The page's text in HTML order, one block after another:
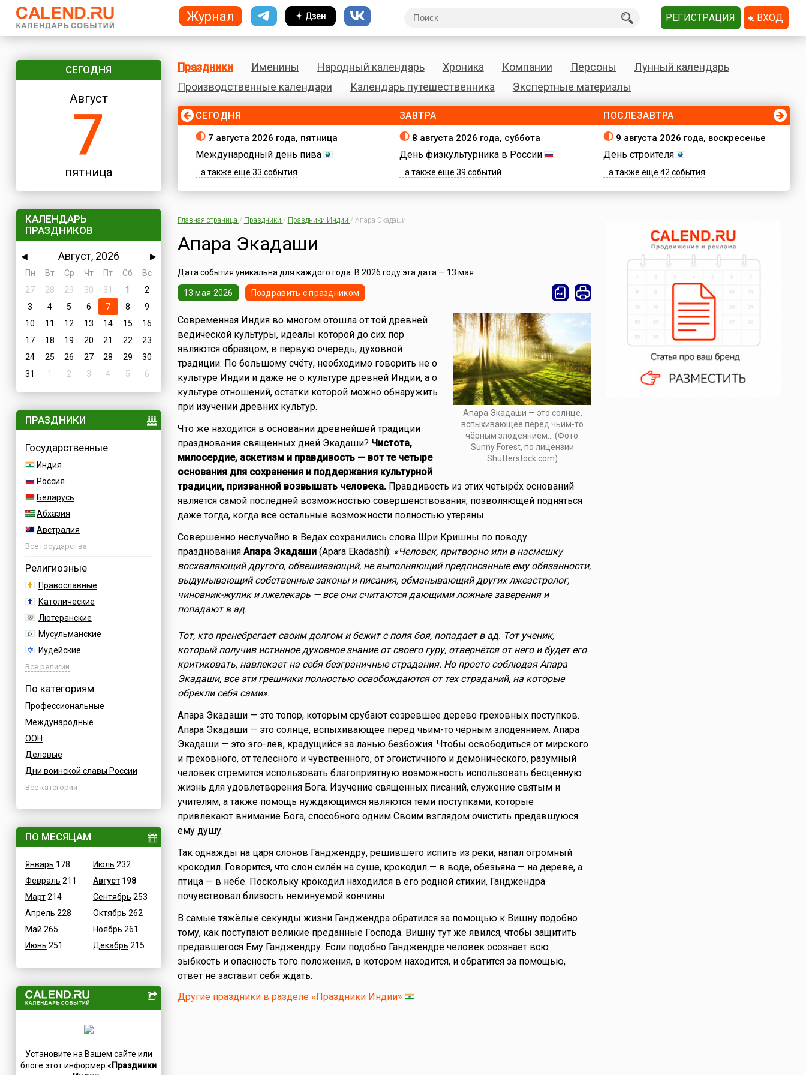
СЕГОДНЯ
Август
7
пятница
КАЛЕНДАРЬ
ПРАЗДНИКОВ
◀ Август, 2026
▶
Пн
Вт Ср Чт Пт Сб
Вс
27
28 29 30 31 1
2
3
4 5 6 7 8
9
10
11 12 13 14 15
16
17
18 19 20 21 22
23
24
25 26 27 28 29
30
31
1 2 3 4 5 6
ПРАЗДНИКИ
Государственные
Индия
Россия
Беларусь
Абхазия
Австралия
Австрия
Болгария
Босния
Бразилия
Великобритания
Венгрия
Вьетнам
Германия
Дания
Зимбабве
Израиль
Иордания
Ирак
Иран
Ирландия
Исландия
Италия
Канада
Все государства
Религиозные
Православные
Католические
Лютеранские
Мусульманские
Иудейские
Буддийские
Все религии
По категориям
Профессиональные
Международные
ООН
Деловые
Дни воинской славы России
Армейские
Водные
Детские
В честь икон
Дни памяти святых
Конституционные
Культурные
Масс-медийные
Независимые
Посты
Все категории
ПО МЕСЯЦАМ
Январь 178
Февраль 211
Март214
Апрель 228
Май 265
Июнь 251
Июль 232
Август198
Сентябрь 253
Октябрь 262
Ноябрь 261
Декабрь 215
Установите на Вашем сайте или
блоге этот информер « Праздники
Праздники Именины Народный календарь Хроника Компании Персоны
Лунный календарь
Производственные календари
Календарь путешественника Экспертные материалы
СЕГОДНЯ
7 августа 2026 года, пятница
Международный день пива
...а также еще 33 события
ЗАВТРА
8 августа 2026 года, суббота
День физкультурника в России
...а также еще 39 событий
ПОСЛЕЗАВТРА
9 августа 2026 года, воскресенье
День строителя
...а также еще 42 события
Главная страница / Праздники / Праздники Индии / Апара Экадаши
Апара Экадаши
Дата события уникальна для каждого года. В 2026 году эта дата — 13 мая
13 мая 2026 Поздравить с праздником
Апара Экадаши — это солнце,
вспыхивающее перед чьим-то
чёрным злодеянием... (Фото:
Sunny Forest, по лицензии
Shutterstock.com)
Современная Индия во многом отошла от той древней
ведической культуры, идеалы которой до сих пор
являются образцом, в первую очередь, духовной
традиции. По большому счёту, необходимо говорить не о
культуре Индии и даже не о культуре древней Индии, а о
культуре отношений, остатки которой можно обнаружить
при изучении древних культур.
Что же находится в основании древнейшей традиции
празднования священных дней Экадаши? Чистота,
милосердие, аскетизм и правдивость — вот те четыре
основания для сохранения и поддержания культурной
традиции, призванной возвышать человека.Правдивость из этих четырёх оснований
является самой последней возможностью совершенствования, позволяющей подняться
даже тогда, когда все остальные возможности полностью утеряны.
Совершенно неслучайно в Ведах сохранились слова Шри Кришны по поводу
празднования Апара Экадаши(Apara Ekadashi): «Человек, притворно или в насмешку
восхваляющий другого, обвешивающий, не выполняющий предписанные ему обязанности,
выдумывающий собственные законы и писания, обманывающий других лжеастролог,
чиновник-жулик и лжелекарь — все они считаются дающими ложные заверения и
попадают в ад.
Тот, кто пренебрегает своим долгом и бежит с поля боя, попадает в ад. Тот ученик,
который получив истинное духовное знание от своего гуру, отвернётся от него и будет его
критиковать, навлекает на себя безграничные страдания. Но просто соблюдая Апара
Экадаши, все эти грешники полностью освобождаются от тех страданий, на которые
обрекли себя сами».
Апара Экадаши — это топор, которым срубают созревшее дерево греховных поступков.
Апара Экадаши — это солнце, вспыхивающее перед чьим-то чёрным злодеянием. Апара
Экадаши — это эго-лев, крадущийся за ланью безбожия. Чтобы освободиться от мирского
и греховного, от телесного и чувственного, от эгоистичного и демонического, разумный
человек стремится использовать благоприятную возможность использовать бесценную
жизнь для удовлетворения Бога. Изучение священных писаний, служение святым и
учителям, а также помощь нуждающимся являются теми поступками, которые
привлекают внимание Бога, способного одним Своим взглядом очистить предавшуюся
ему душу.
Так однажды на царя слонов Ганджендру, решившего испить из реки, напал огромный
крокодил. Говорится, что слон силён на суше, крокодил — в воде, обезьяна — на дереве, а
птица — в небе. Поскольку крокодил находился в его родной стихии, Ганджендра
почувствовал близость неминуемой кончины.
В самые тяжёлые секунды жизни Ганджендра обратился за помощью к Вишну подобно
тому, как поступают великие преданные Господа. Вишну тут же явился, чтобы защитить
предавшегося Ему Ганджендру. Если подобно Ганджендре человек осознает всю
зыбкость и опасность того положения, в котором находится, и обратится за помощью,
ответ не заставит себя ждать.
Другие праздники в разделе «Праздники Индии»
Журнал РЕГИСТРАЦИЯ ВХОД